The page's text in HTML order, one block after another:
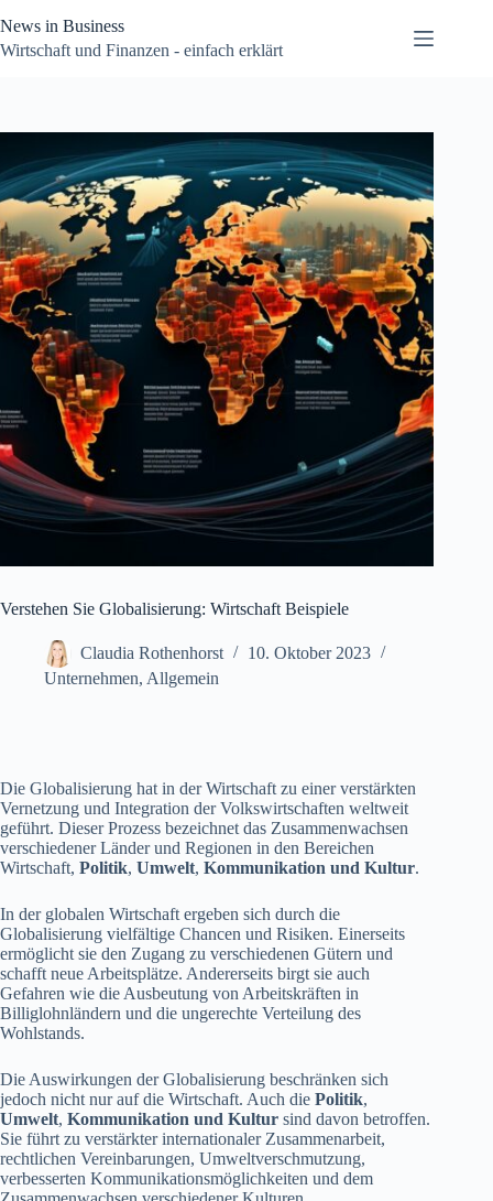
Inhalt
springen
News in Business
Wirtschaft und Finanzen - einfach erklärt
Verstehen Sie Globalisierung: Wirtschaft Beispiele
Claudia Rothenhorst
10. Oktober 2023
Unternehmen, Allgemein
Die Globalisierung hat in der Wirtschaft zu einer verstärkten
Vernetzung und Integration der Volkswirtschaften weltweit
geführt. Dieser Prozess bezeichnet das Zusammenwachsen
verschiedener Länder und Regionen in den Bereichen
Wirtschaft, Politik, Umwelt, Kommunikation und Kultur.
In der globalen Wirtschaft ergeben sich durch die
Globalisierung vielfältige Chancen und Risiken. Einerseits
ermöglicht sie den Zugang zu verschiedenen Gütern und
schafft neue Arbeitsplätze. Andererseits birgt sie auch
Gefahren wie die Ausbeutung von Arbeitskräften in
Billiglohnländern und die ungerechte Verteilung des
Wohlstands.
Die Auswirkungen der Globalisierung beschränken sich
jedoch nicht nur auf die Wirtschaft. Auch die Politik,
Umwelt, Kommunikation und Kultur sind davon betroffen.
Sie führt zu verstärkter internationaler Zusammenarbeit,
rechtlichen Vereinbarungen, Umweltverschmutzung,
verbesserten Kommunikationsmöglichkeiten und dem